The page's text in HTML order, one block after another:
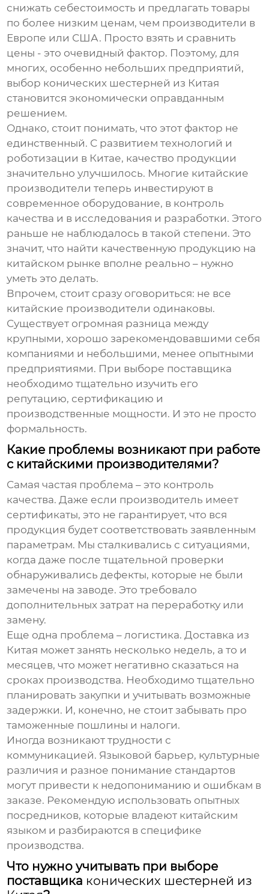
снижать себестоимость и предлагать товары
по более низким ценам, чем производители в
Европе или США. Просто взять и сравнить
цены - это очевидный фактор. Поэтому, для
многих, особенно небольших предприятий,
выбор конических шестерней из Китая
становится экономически оправданным
решением.
Однако, стоит понимать, что этот фактор не
единственный. С развитием технологий и
роботизации в Китае, качество продукции
значительно улучшилось. Многие китайские
производители теперь инвестируют в
современное оборудование, в контроль
качества и в исследования и разработки. Этого
раньше не наблюдалось в такой степени. Это
значит, что найти качественную продукцию на
китайском рынке вполне реально – нужно
уметь это делать.
Впрочем, стоит сразу оговориться: не все
китайские производители одинаковы.
Существует огромная разница между
крупными, хорошо зарекомендовавшими себя
компаниями и небольшими, менее опытными
предприятиями. При выборе поставщика
необходимо тщательно изучить его
репутацию, сертификацию и
производственные мощности. И это не просто
формальность.
Какие проблемы возникают при работе
с китайскими производителями?
Самая частая проблема – это контроль
качества. Даже если производитель имеет
сертификаты, это не гарантирует, что вся
продукция будет соответствовать заявленным
параметрам. Мы сталкивались с ситуациями,
когда даже после тщательной проверки
обнаруживались дефекты, которые не были
замечены на заводе. Это требовало
дополнительных затрат на переработку или
замену.
Еще одна проблема – логистика. Доставка из
Китая может занять несколько недель, а то и
месяцев, что может негативно сказаться на
сроках производства. Необходимо тщательно
планировать закупки и учитывать возможные
задержки. И, конечно, не стоит забывать про
таможенные пошлины и налоги.
Иногда возникают трудности с
коммуникацией. Языковой барьер, культурные
различия и разное понимание стандартов
могут привести к недопониманию и ошибкам в
заказе. Рекомендую использовать опытных
посредников, которые владеют китайским
языком и разбираются в специфике
производства.
Что нужно учитывать при выборе
поставщика конических шестерней из